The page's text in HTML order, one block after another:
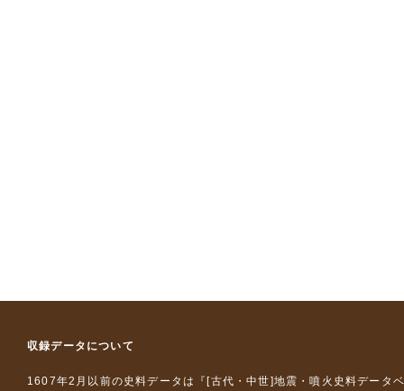
収録データについて
1607年2月以前の史料データは『 [古代・中世]地震・噴火史料データ